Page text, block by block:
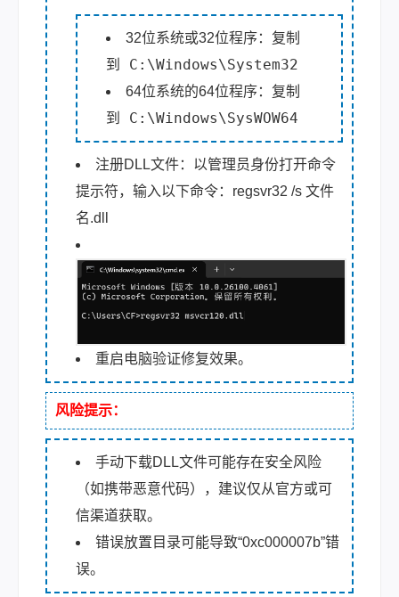
32位系统或32位程序：复制
到
C:\Windows\System32
64位系统的64位程序：复制
到
C:\Windows\SysWOW64
注册DLL文件：以管理员身份打开命令
提示符，输入以下命令：regsvr32 /s 文件
名.dll
重启电脑验证修复效果。
风险提示：
手动下载DLL文件可能存在安全风险
（如携带恶意代码），建议仅从官方或可
信渠道获取。
错误放置目录可能导致“0xc000007b”错
误。